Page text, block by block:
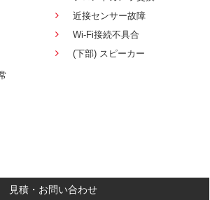
近接センサー故障
Wi-Fi接続不具合
(下部) スピーカー
見積・お問い合わせ